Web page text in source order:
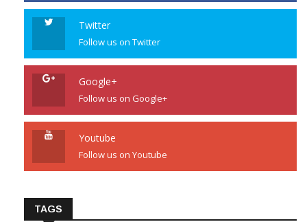
Twitter
Follow us on Twitter
Google+
Follow us on Google+
Youtube
Follow us on Youtube
TAGS